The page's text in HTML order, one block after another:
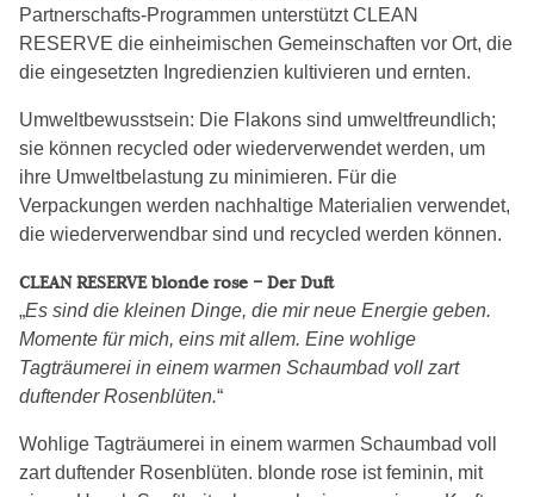
Partnerschafts-Programmen unterstützt CLEAN
RESERVE die einheimischen Gemeinschaften vor Ort, die
die eingesetzten Ingredienzien kultivieren und ernten.
Umweltbewusstsein: Die Flakons sind umweltfreundlich;
sie können recycled oder wiederverwendet werden, um
ihre Umweltbelastung zu minimieren. Für die
Verpackungen werden nachhaltige Materialien verwendet,
die wiederverwendbar sind und recycled werden können.
CLEAN RESERVE blonde rose – Der Duft
„Es sind die kleinen Dinge, die mir neue Energie geben.
Momente für mich, eins mit allem. Eine wohlige
Tagträumerei in einem warmen Schaumbad voll zart
duftender Rosenblüten.“
Wohlige Tagträumerei in einem warmen Schaumbad voll
zart duftender Rosenblüten. blonde rose ist feminin, mit